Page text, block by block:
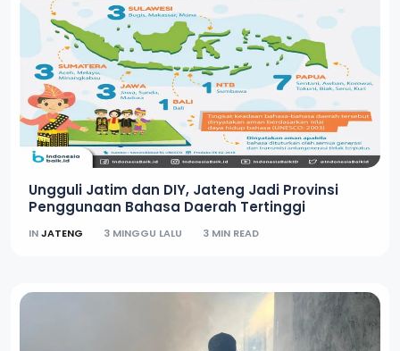
Ungguli Jatim dan DIY, Jateng Jadi Provinsi
Penggunaan Bahasa Daerah Tertinggi
INJATENG 3 MINGGU LALU 3 MIN READ